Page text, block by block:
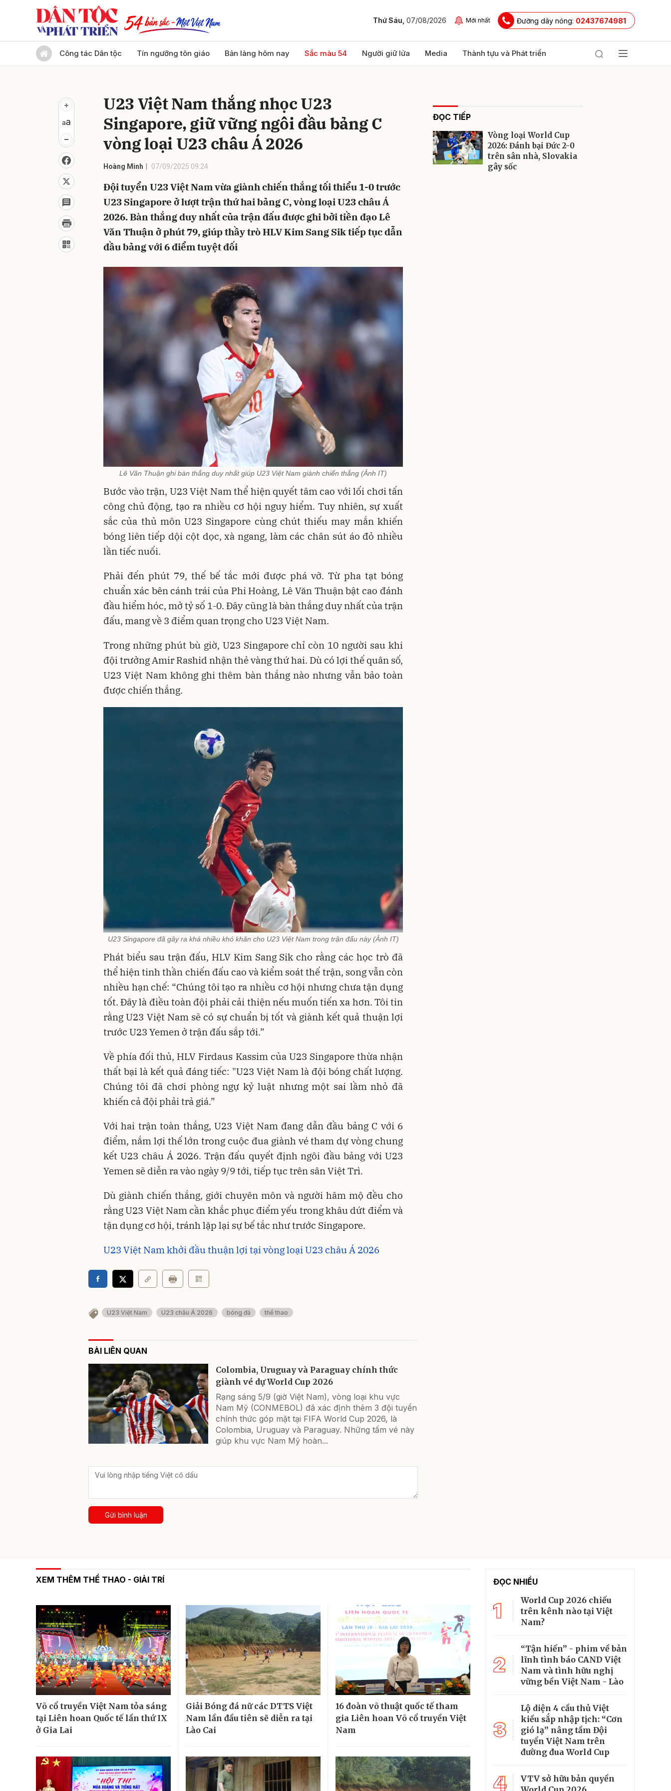
Thứ Sáu, 07/08/2026 Mới nhất Đường dây nóng: 02437674981
Công tác Dân tộc Tín ngưỡng tôn giáo Bản làng hôm nay Sắc màu 54 Người giữ lửa Media Thành tựu và Phát triển
U23 Việt Nam thắng nhọc U23
Singapore, giữ vững ngôi đầu bảng C
vòng loại U23 châu Á 2026
Hoàng Minh 07/09/2025 09:24
Đội tuyển U23 Việt Nam vừa giành chiến thắng tối thiểu 1-0 trước
U23 Singapore ở lượt trận thứ hai bảng C, vòng loại U23 châu Á
2026. Bàn thắng duy nhất của trận đấu được ghi bởi tiền đạo Lê
Văn Thuận ở phút 79, giúp thầy trò HLV Kim Sang Sik tiếp tục dẫn
đầu bảng với 6 điểm tuyệt đối
Lê Văn Thuận ghi bàn thắng duy nhất giúp U23 Việt Nam giành chiến thắng (Ảnh IT)
Bước vào trận, U23 Việt Nam thể hiện quyết tâm cao với lối chơi tấn
công chủ động, tạo ra nhiều cơ hội nguy hiểm. Tuy nhiên, sự xuất
sắc của thủ môn U23 Singapore cùng chút thiếu may mắn khiến
bóng liên tiếp dội cột dọc, xà ngang, làm các chân sút áo đỏ nhiều
lần tiếc nuối.
Phải đến phút 79, thế bế tắc mới được phá vỡ. Từ pha tạt bóng
chuẩn xác bên cánh trái của Phi Hoàng, Lê Văn Thuận bật cao đánh
đầu hiểm hóc, mở tỷ số 1-0. Đây cũng là bàn thắng duy nhất của trận
đấu, mang về 3 điểm quan trọng cho U23 Việt Nam.
Trong những phút bù giờ, U23 Singapore chỉ còn 10 người sau khi
đội trưởng Amir Rashid nhận thẻ vàng thứ hai. Dù có lợi thế quân số,
U23 Việt Nam không ghi thêm bàn thắng nào nhưng vẫn bảo toàn
được chiến thắng.
U23 Singapore đã gây ra khá nhiều khó khăn cho U23 Việt Nam trong trận đấu này (Ảnh IT)
Phát biểu sau trận đấu, HLV Kim Sang Sik cho rằng các học trò đã
thể hiện tinh thần chiến đấu cao và kiểm soát thế trận, song vẫn còn
nhiều hạn chế: “Chúng tôi tạo ra nhiều cơ hội nhưng chưa tận dụng
tốt. Đây là điều toàn đội phải cải thiện nếu muốn tiến xa hơn. Tôi tin
rằng U23 Việt Nam sẽ có sự chuẩn bị tốt và giành kết quả thuận lợi
trước U23 Yemen ở trận đấu sắp tới.”
Về phía đối thủ, HLV Firdaus Kassim của U23 Singapore thừa nhận
thất bại là kết quả đáng tiếc: "U23 Việt Nam là đội bóng chất lượng.
Chúng tôi đã chơi phòng ngự kỷ luật nhưng một sai lầm nhỏ đã
khiến cả đội phải trả giá.”
Với hai trận toàn thắng, U23 Việt Nam đang dẫn đầu bảng C với 6
điểm, nắm lợi thế lớn trong cuộc đua giành vé tham dự vòng chung
kết U23 châu Á 2026. Trận đấu quyết định ngôi đầu bảng với U23
Yemen sẽ diễn ra vào ngày 9/9 tới, tiếp tục trên sân Việt Trì.
Dù giành chiến thắng, giới chuyên môn và người hâm mộ đều cho
rằng U23 Việt Nam cần khắc phục điểm yếu trong khâu dứt điểm và
tận dụng cơ hội, tránh lặp lại sự bế tắc như trước Singapore.
U23 Việt Nam khởi đầu thuận lợi tại vòng loại U23 châu Á 2026
U23 Việt Nam U23 châu Á 2026 bóng đá thể thao
BÀI LIÊN QUAN
Colombia, Uruguay và Paraguay chính thức
giành vé dự World Cup 2026
Rạng sáng 5/9 (giờ Việt Nam), vòng loại khu vực
Nam Mỹ (CONMEBOL) đã xác định thêm 3 đội tuyển
chính thức góp mặt tại FIFA World Cup 2026, là
Colombia, Uruguay và Paraguay. Những tấm vé này
giúp khu vực Nam Mỹ hoàn...
Gửi bình luận
ĐỌC TIẾP
Vòng loại World Cup
2026: Đánh bại Đức 2-0
trên sân nhà, Slovakia
gây sốc
XEM THÊM THỂ THAO - GIẢI TRÍ
Võ cổ truyền Việt Nam tỏa sáng
tại Liên hoan Quốc tế lần thứ IX
ở Gia Lai
Giải Bóng đá nữ các DTTS Việt
Nam lần đầu tiên sẽ diễn ra tại
Lào Cai
16 đoàn võ thuật quốc tế tham
gia Liên hoan Võ cổ truyền Việt
Nam
ĐỌC NHIỀU
1
World Cup 2026 chiếu
trên kênh nào tại Việt
Nam?
2
“Tận hiến” - phim về bản
lĩnh tình báo CAND Việt
Nam và tình hữu nghị
vững bền Việt Nam - Lào
3
Lộ diện 4 cầu thủ Việt
kiều sắp nhập tịch: “Cơn
gió lạ” nâng tầm Đội
tuyển Việt Nam trên
đường đua World Cup
4
VTV sở hữu bản quyền
Gửi bình luận
Gửi